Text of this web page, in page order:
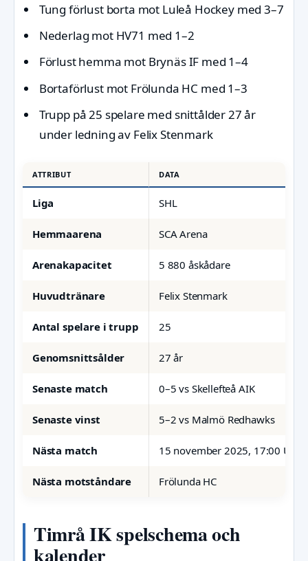
Tung förlust borta mot Luleå Hockey med 3–7
Nederlag mot HV71 med 1–2
Förlust hemma mot Brynäs IF med 1–4
Bortaförlust mot Frölunda HC med 1–3
Trupp på 25 spelare med snittålder 27 år
under ledning av Felix Stenmark
ATTRIBUT DATA
Liga SHL
Hemmaarena SCA Arena
Arenakapacitet 5 880 åskådare
Huvudtränare Felix Stenmark
Antal spelare i trupp 25
Genomsnittsålder 27 år
Senaste match 0–5 vs Skellefteå AIK
Senaste vinst 5–2 vs Malmö Redhawks
Nästa match 15 november 2025, 17:00 UTC
Nästa motståndare Frölunda HC
Timrå IK spelschema och
kalender